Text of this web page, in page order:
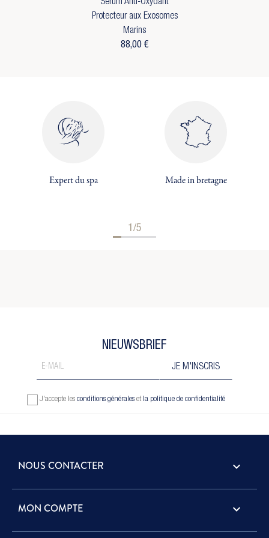
Créer une nouvelle liste
Créer une liste d'envies
((MODALDELETETEXT))
Annuler
Sérum Anti-Oxydant
Protecteur aux Exosomes
Marins
88,00 €
Expert du spa Made in bretagne
1/5
NIEUWSBRIEF
J'accepte les conditions générales et la politique de confidentialité
NOUS CONTACTER keyboard_arrow_down
MON COMPTE 